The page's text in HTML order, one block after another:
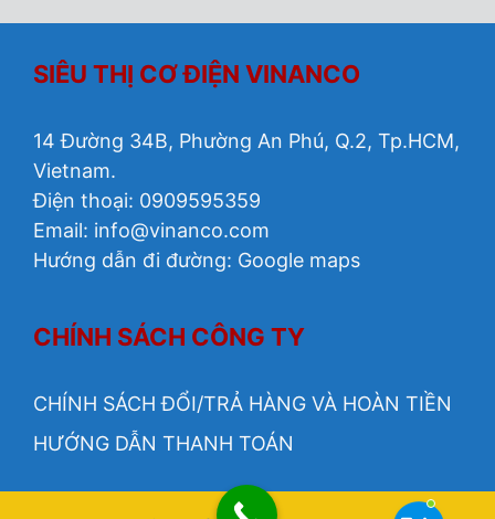
SIÊU THỊ CƠ ĐIỆN VINANCO
14 Đường 34B, Phường An Phú, Q.2, Tp.HCM,
Vietnam.
Điện thoại: 0909595359
Email: info@vinanco.com
Hướng dẫn đi đường: Google maps
CHÍNH SÁCH CÔNG TY
CHÍNH SÁCH ĐỔI/TRẢ HÀNG VÀ HOÀN TIỀN
HƯỚNG DẪN THANH TOÁN